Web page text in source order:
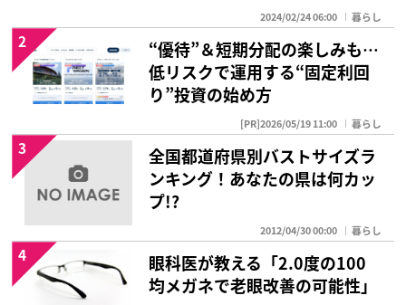
2024/02/24 06:00 暮らし
“優待”＆短期分配の楽しみも…
低リスクで運用する“固定利回
り”投資の始め方
[PR]2026/05/19 11:00 暮らし
2
全国都道府県別バストサイズラ
ンキング！あなたの県は何カッ
プ!?
2012/04/30 00:00 暮らし
3
眼科医が教える「2.0度の100
均メガネで老眼改善の可能性」
4